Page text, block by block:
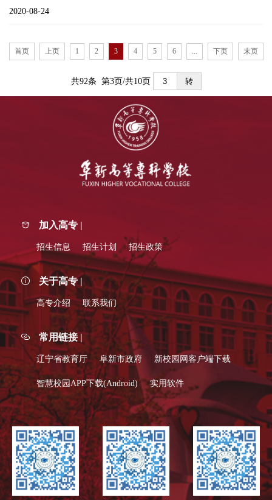
2020-08-24
首页 上页 1 2 3 4 5 6 ... 下页 末页
共92条 第3页/共10页 转
加入高专 |
招生信息 招生计划 招生政策
关于高专 |
高专介绍 联系我们
常用链接 |
辽宁省教育厅 阜新市政府 新校园网客户端下载
智慧校园APP下载(Android) 实用软件